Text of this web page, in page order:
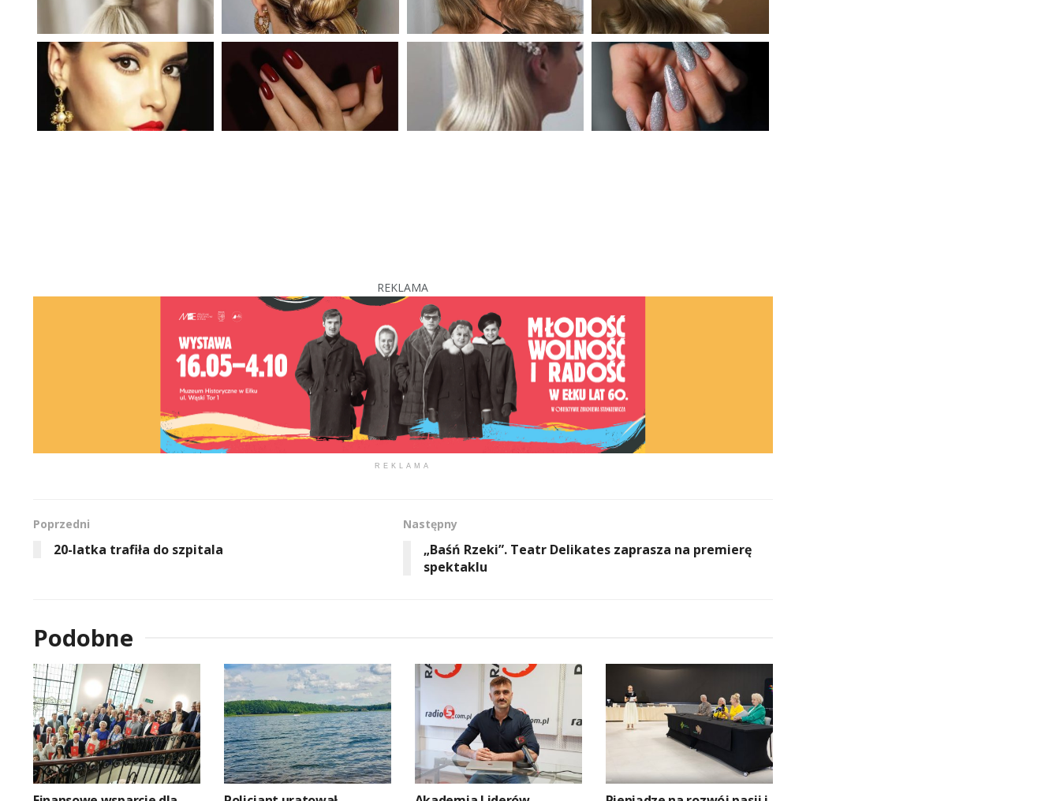
REKLAMA
REKLAMA
Poprzedni
20-latka trafiła do szpitala
Następny
„Baśń Rzeki”. Teatr Delikates zaprasza na premierę
spektaklu
Podobne